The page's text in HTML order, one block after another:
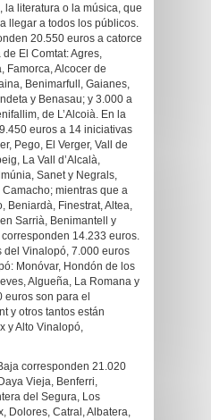
la literatura o la música, que
llegar a todos los públicos.
20.550 euros a catorce
El Comtat: Agres,
Famorca, Alcocer de
Benimarfull, Gaianes,
y Benasau; y 3.000 a
de L’Alcoià. En la
euros a 14 iniciativas
Pego, El Verger, Vall de
La Vall d’Alcalà,
Sanet y Negrals,
mientras que a
Beniardà, Finestrat, Altea,
Sarrià, Benimantell y
14.233 euros.
del Vinalopó, 7.000 euros
Monóvar, Hondón de los
Algueña, La Romana y
euros son para el
y otros tantos están
y Alto Vinalopó,
corresponden 21.020
Vieja, Benferri,
del Segura, Los
Dolores, Catral, Albatera,